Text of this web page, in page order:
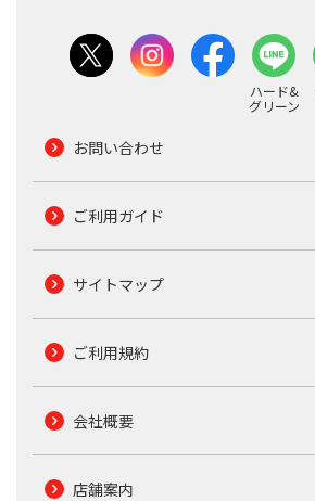
ハード&
グリーン
お問い合わせ
ご利用ガイド
サイトマップ
ご利用規約
会社概要
店舗案内